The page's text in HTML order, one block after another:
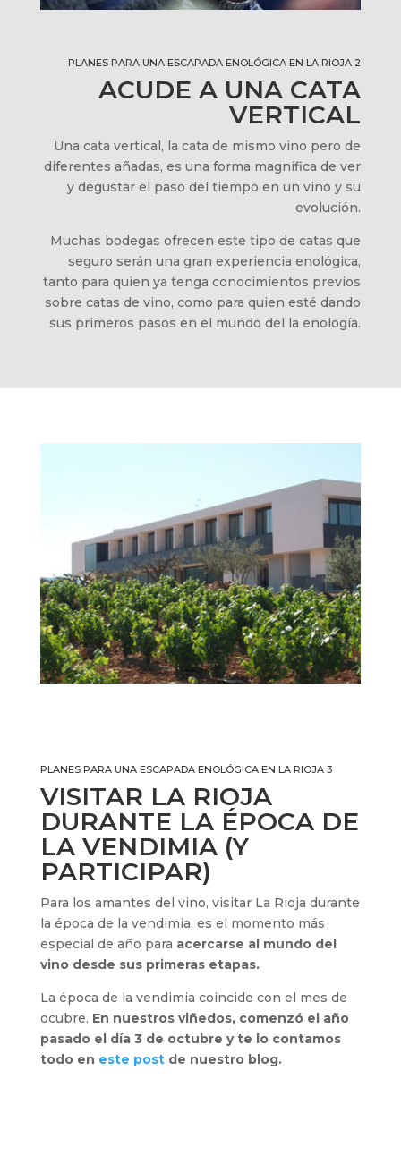
PLANES PARA UNA ESCAPADA ENOLÓGICA EN LA RIOJA 2
ACUDE A UNA CATA
VERTICAL
Una cata vertical, la cata de mismo vino pero de
diferentes añadas, es una forma magnífica de ver
y degustar el paso del tiempo en un vino y su
evolución.
Muchas bodegas ofrecen este tipo de catas que
seguro serán una gran experiencia enológica,
tanto para quien ya tenga conocimientos previos
sobre catas de vino, como para quien esté dando
sus primeros pasos en el mundo del la enología.
PLANES PARA UNA ESCAPADA ENOLÓGICA EN LA RIOJA 3
VISITAR LA RIOJA
DURANTE LA ÉPOCA DE
LA VENDIMIA (Y
PARTICIPAR)
Para los amantes del vino, visitar La Rioja durante
la época de la vendimia, es el momento más
especial de año para acercarse al mundo del
vino desde sus primeras etapas.
La época de la vendimia coincide con el mes de
ocubre. En nuestros viñedos, comenzó el año
pasado el día 3 de octubre y te lo contamos
todo en este post de nuestro blog.